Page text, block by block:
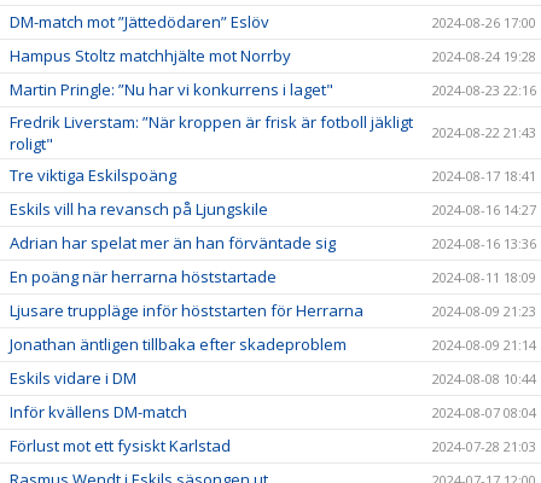
DM-match mot ”Jättedödaren” Eslöv 2024-08-26 17:00
Hampus Stoltz matchhjälte mot Norrby 2024-08-24 19:28
Martin Pringle: ”Nu har vi konkurrens i laget" 2024-08-23 22:16
Fredrik Liverstam: ”När kroppen är frisk är fotboll jäkligt
roligt"
2024-08-22 21:43
Tre viktiga Eskilspoäng 2024-08-17 18:41
Eskils vill ha revansch på Ljungskile 2024-08-16 14:27
Adrian har spelat mer än han förväntade sig 2024-08-16 13:36
En poäng när herrarna höststartade 2024-08-11 18:09
Ljusare truppläge inför höststarten för Herrarna 2024-08-09 21:23
Jonathan äntligen tillbaka efter skadeproblem 2024-08-09 21:14
Eskils vidare i DM 2024-08-08 10:44
Inför kvällens DM-match 2024-08-07 08:04
Förlust mot ett fysiskt Karlstad 2024-07-28 21:03